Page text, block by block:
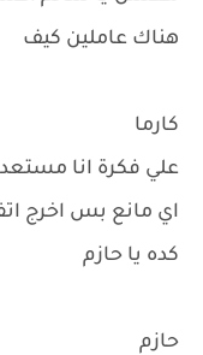
هناك عاملين كيف
كارما
علي فكرة انا
اي مانع بس اخرج
كده يا حازم
حازم